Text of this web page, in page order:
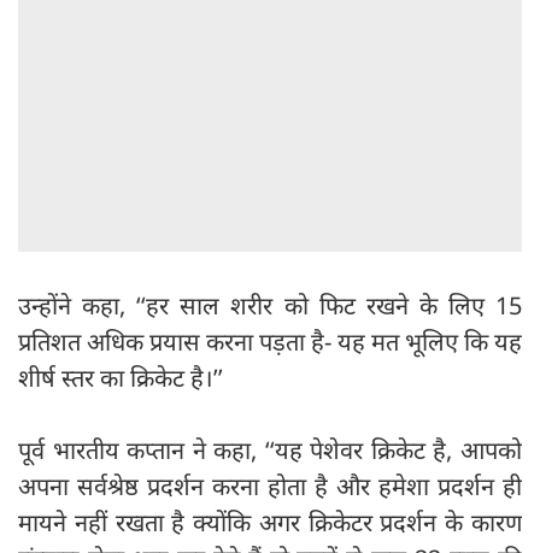
उन्होंने कहा, ‘‘हर साल शरीर को फिट रखने के लिए 15
प्रतिशत अधिक प्रयास करना पड़ता है- यह मत भूलिए कि यह
शीर्ष स्तर का क्रिकेट है।’’
पूर्व भारतीय कप्तान ने कहा, ‘‘यह पेशेवर क्रिकेट है, आपको
अपना सर्वश्रेष्ठ प्रदर्शन करना होता है और हमेशा प्रदर्शन ही
मायने नहीं रखता है क्योंकि अगर क्रिकेटर प्रदर्शन के कारण